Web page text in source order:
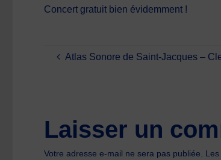
Concert gratuit bien évidemment !
Atlas Sonore de Saint-Jacques –
Laisser un
Votre adresse e-mail ne sera pas publiée.